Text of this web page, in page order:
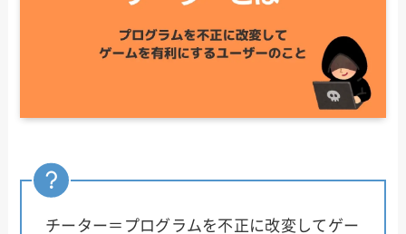
チーター＝プログラムを不正に改変してゲー